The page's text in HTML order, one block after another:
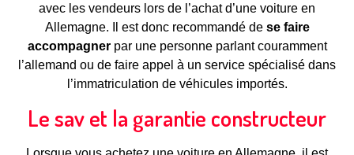
avec les vendeurs lors de l’achat d’une voiture en
Allemagne. Il est donc recommandé dese faire
accompagnerpar une personne parlant couramment
l’allemand ou de faire appel à un service spécialisé dans
l’immatriculation de véhicules importés.
Le sav et la garantie constructeur